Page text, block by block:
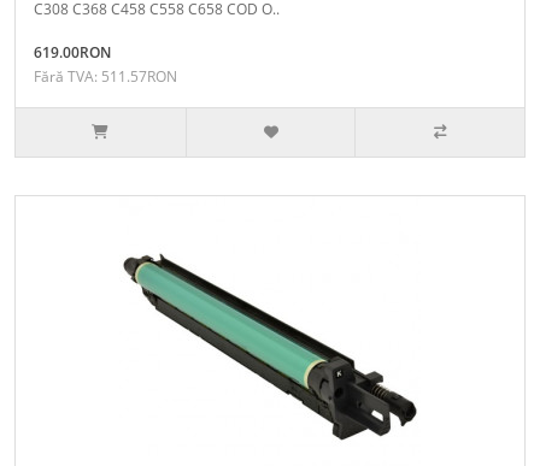
C308 C368 C458 C558 C658 COD O..
619.00RON
Fără TVA: 511.57RON